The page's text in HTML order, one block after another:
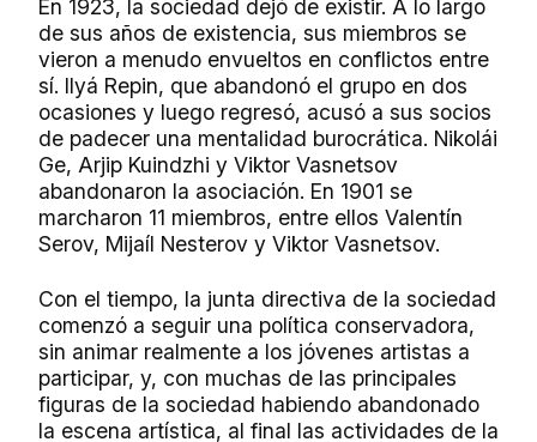
En 1923, la sociedad dejó de existir. A lo largo
de sus años de existencia, sus miembros se
vieron a menudo envueltos en conflictos entre
sí. Ilyá Repin, que abandonó el grupo en dos
ocasiones y luego regresó, acusó a sus socios
de padecer una mentalidad burocrática. Nikolái
Ge, Arjip Kuindzhi y Viktor Vasnetsov
abandonaron la asociación. En 1901 se
marcharon 11 miembros, entre ellos Valentín
Serov, Mijaíl Nesterov y Viktor Vasnetsov.
Con el tiempo, la junta directiva de la sociedad
comenzó a seguir una política conservadora,
sin animar realmente a los jóvenes artistas a
participar, y, con muchas de las principales
figuras de la sociedad habiendo abandonado
la escena artística, al final las actividades de la